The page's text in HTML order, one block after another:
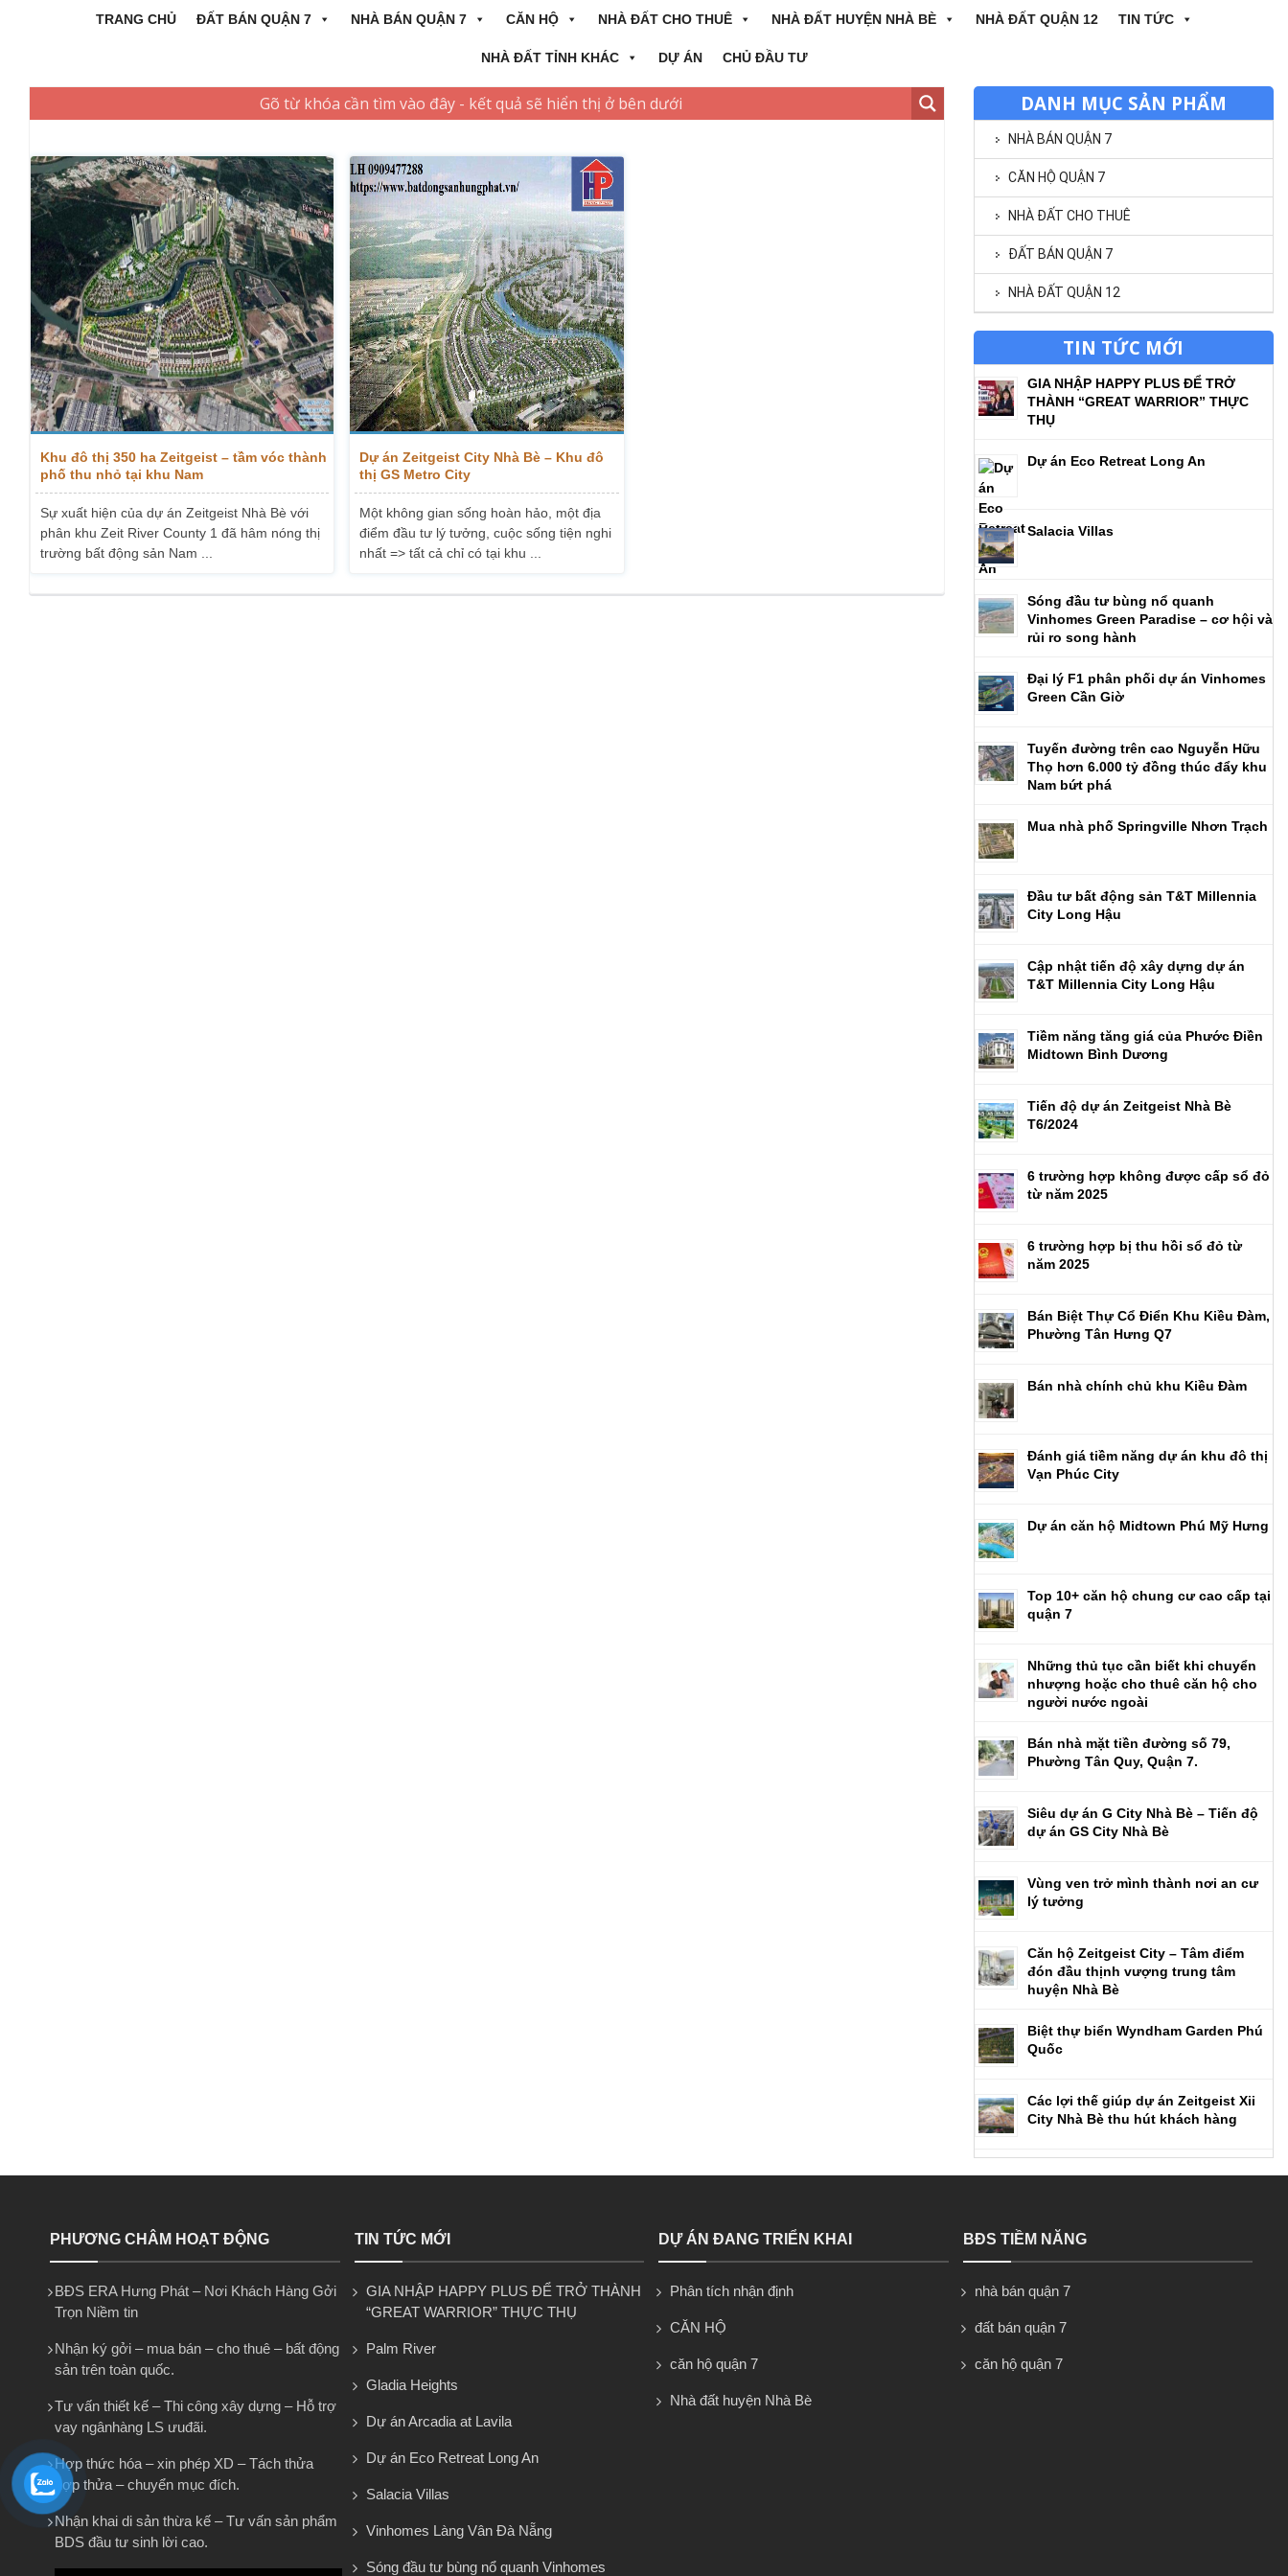
TRANG CHỦ ĐẤT BÁN QUẬN 7 NHÀ BÁN QUẬN 7 CĂN HỘ NHÀ ĐẤT CHO THUÊ NHÀ ĐẤT HUYỆN NHÀ BÈ NHÀ ĐẤT QUẬN 12 TIN TỨC
NHÀ ĐẤT TỈNH KHÁC DỰ ÁN CHỦ ĐẦU TƯ
Khu đô thị 350 ha Zeitgeist – tầm vóc thành
phố thu nhỏ tại khu Nam
Sự xuất hiện của dự án Zeitgeist Nhà Bè với
phân khu Zeit River County 1 đã hâm nóng thị
trường bất động sản Nam ...
Dự án Zeitgeist City Nhà Bè – Khu đô
thị GS Metro City
Một không gian sống hoàn hảo, một địa
điểm đầu tư lý tưởng, cuộc sống tiện nghi
nhất => tất cả chỉ có tại khu ...
DANH MỤC SẢN PHẨM
NHÀ BÁN QUẬN 7
CĂN HỘ QUẬN 7
NHÀ ĐẤT CHO THUÊ
ĐẤT BÁN QUẬN 7
NHÀ ĐẤT QUẬN 12
TIN TỨC MỚI
GIA NHẬP HAPPY PLUS ĐỂ TRỞ
THÀNH “GREAT WARRIOR” THỰC
THỤ
Dự án Eco Retreat Long An
Salacia Villas
Sóng đầu tư bùng nổ quanh
Vinhomes Green Paradise – cơ hội và
rủi ro song hành
Đại lý F1 phân phối dự án Vinhomes
Green Cần Giờ
Tuyến đường trên cao Nguyễn Hữu
Thọ hơn 6.000 tỷ đồng thúc đẩy khu
Nam bứt phá
Mua nhà phố Springville Nhơn Trạch
Đầu tư bất động sản T&T Millennia
City Long Hậu
Cập nhật tiến độ xây dựng dự án
T&T Millennia City Long Hậu
Tiềm năng tăng giá của Phước Điền
Midtown Bình Dương
Tiến độ dự án Zeitgeist Nhà Bè
T6/2024
6 trường hợp không được cấp sổ đỏ
từ năm 2025
6 trường hợp bị thu hồi sổ đỏ từ
năm 2025
Bán Biệt Thự Cổ Điển Khu Kiều Đàm,
Phường Tân Hưng Q7
Bán nhà chính chủ khu Kiều Đàm
Đánh giá tiềm năng dự án khu đô thị
Vạn Phúc City
Dự án căn hộ Midtown Phú Mỹ Hưng
Top 10+ căn hộ chung cư cao cấp tại
quận 7
Những thủ tục cần biết khi chuyển
nhượng hoặc cho thuê căn hộ cho
người nước ngoài
Bán nhà mặt tiền đường số 79,
Phường Tân Quy, Quận 7.
Siêu dự án G City Nhà Bè – Tiến độ
dự án GS City Nhà Bè
Vùng ven trở mình thành nơi an cư
lý tưởng
Căn hộ Zeitgeist City – Tâm điểm
đón đầu thịnh vượng trung tâm
huyện Nhà Bè
Biệt thự biển Wyndham Garden Phú
Quốc
Các lợi thế giúp dự án Zeitgeist Xii
City Nhà Bè thu hút khách hàng
PHƯƠNG CHÂM HOẠT ĐỘNG
BĐS ERA Hưng Phát – Nơi Khách Hàng Gởi
Trọn Niềm tin
Nhận ký gởi – mua bán – cho thuê – bất động
sản trên toàn quốc.
Tư vấn thiết kế – Thi công xây dựng – Hỗ trợ
vay ngânhàng LS ưuđãi.
Hợp thức hóa – xin phép XD – Tách thửa
hợp thửa – chuyển mục đích.
Nhận khai di sản thừa kế – Tư vấn sản phẩm
BDS đầu tư sinh lời cao.
TIN TỨC MỚI
GIA NHẬP HAPPY PLUS ĐỂ TRỞ THÀNH
“GREAT WARRIOR” THỰC THỤ
Palm River
Gladia Heights
Dự án Arcadia at Lavila
Dự án Eco Retreat Long An
Salacia Villas
Vinhomes Làng Vân Đà Nẵng
Sóng đầu tư bùng nổ quanh Vinhomes
DỰ ÁN ĐANG TRIỂN KHAI
Phân tích nhận định
CĂN HỘ
căn hộ quận 7
Nhà đất huyện Nhà Bè
BĐS TIỀM NĂNG
nhà bán quận 7
đất bán quận 7
căn hộ quận 7